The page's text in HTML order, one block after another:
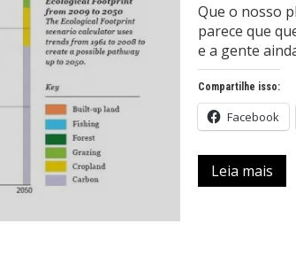
Que o nosso
parece que
e a gente
Compartilhe isso:
Facebook
Leia mais